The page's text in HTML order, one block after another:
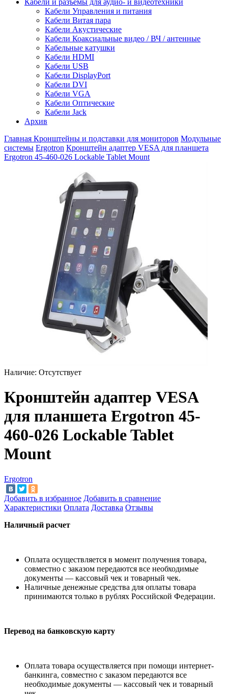
Кабели Управления и питания
Кабели Витая пара
Кабели Акустические
Кабели Коаксиальные видео / ВЧ / антенные
Кабельные катушки
Кабели HDMI
Кабели USB
Кабели DisplayPort
Кабели DVI
Кабели VGA
Кабели Оптические
Кабели Jack
Архив
Главная Кронштейны и подставки для мониторов Модульные
системы Ergotron Кронштейн адаптер VESA для планшета
Ergotron 45-460-026 Lockable Tablet Mount
Наличие: Отсутствует
Кронштейн адаптер VESA
для планшета Ergotron 45-
460-026 Lockable Tablet
Mount
Ergotron
Добавить в избранное Добавить в сравнение
Характеристики Оплата Доставка Отзывы
Наличный расчет
Оплата осуществляется в момент получения товара,
совместно с заказом передаются все необходимые
документы — кассовый чек и товарный чек.
Наличные денежные средства для оплаты товара
принимаются только в рублях Российской Федерации.
Перевод на банковскую карту
Оплата товара осуществляется при помощи интернет-
банкинга, совместно с заказом передаются все
необходимые документы — кассовый чек и товарный